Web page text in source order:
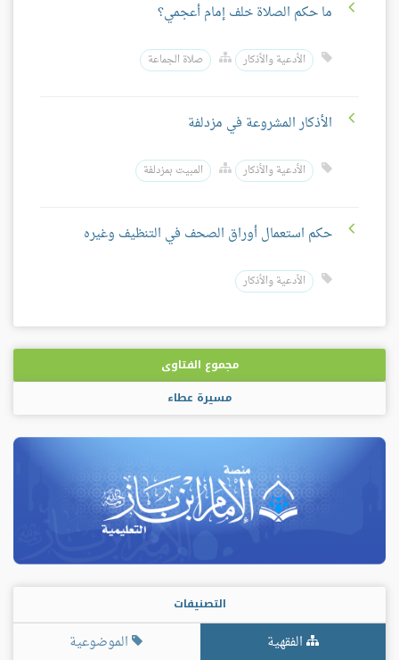
ما حكم الصلاة خلف إمام أعجمي؟
الأدعية والأذكار صلاة الجماعة
الأذكار المشروعة في مزدلفة
الأدعية والأذكار المبيت بمزدلفة
حكم استعمال أوراق الصحف في التنظيف وغيره
الأدعية والأذكار
مجموع الفتاوى
مسيرة عطاء
التصنيفات
الفقهية
الموضوعية